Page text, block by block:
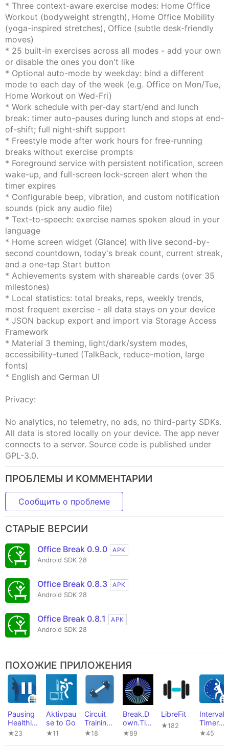
* Three context-aware exercise modes: Home Office
Workout (bodyweight strength), Home Office Mobility
(yoga-inspired stretches), Office (subtle desk-friendly
moves)
* 25 built-in exercises across all modes - add your own
or disable the ones you don't like
* Optional auto-mode by weekday: bind a different
mode to each day of the week (e.g. Office on Mon/Tue,
Home Workout on Wed-Fri)
* Work schedule with per-day start/end and lunch
break: timer auto-pauses during lunch and stops at end-
of-shift; full night-shift support
* Freestyle mode after work hours for free-running
breaks without exercise prompts
* Foreground service with persistent notification, screen
wake-up, and full-screen lock-screen alert when the
timer expires
* Configurable beep, vibration, and custom notification
sounds (pick any audio file)
* Text-to-speech: exercise names spoken aloud in your
language
* Home screen widget (Glance) with live second-by-
second countdown, today's break count, current streak,
and a one-tap Start button
* Achievements system with shareable cards (over 35
milestones)
* Local statistics: total breaks, reps, weekly trends,
most frequent exercise - all data stays on your device
* JSON backup export and import via Storage Access
Framework
* Material 3 theming, light/dark/system modes,
accessibility-tuned (TalkBack, reduce-motion, large
fonts)
* English and German UI
Privacy:
No analytics, no telemetry, no ads, no third-party SDKs.
All data is stored locally on your device. The app never
connects to a server. Source code is published under
GPL-3.0.
ПРОБЛЕМЫ И КОММЕНТАРИИ
Сообщить о проблеме
СТАРЫЕ ВЕРСИИ
Office Break 0.9.0
APK
Android SDK 28
Office Break 0.8.3
APK
Android SDK 28
Office Break 0.8.1
APK
Android SDK 28
ПОХОЖИЕ ПРИЛОЖЕНИЯ
Pausing
Healthily
(Privacy
★23
Aktivpau
se to Go
★11
Circuit
Training
(PFA)
★18
Break.D
own.Tim
er
★89
LibreFit
★182
Interval
Timer
(Privacy
★45